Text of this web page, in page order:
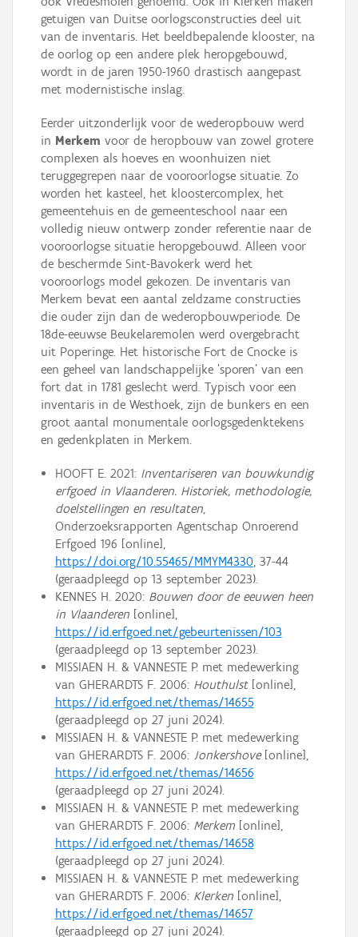
getuigen van Duitse oorlogsconstructies deel uit
van de inventaris. Het beeldbepalende klooster, na
de oorlog op een andere plek heropgebouwd,
wordt in de jaren 1950-1960 drastisch aangepast
met modernistische inslag.
Eerder uitzonderlijk voor de wederopbouw werd
in Merkem voor de heropbouw van zowel grotere
complexen als hoeves en woonhuizen niet
teruggegrepen naar de vooroorlogse situatie. Zo
worden het kasteel, het kloostercomplex, het
gemeentehuis en de gemeenteschool naar een
volledig nieuw ontwerp zonder referentie naar de
vooroorlogse situatie heropgebouwd. Alleen voor
de beschermde Sint-Bavokerk werd het
vooroorlogs model gekozen. De inventaris van
Merkem bevat een aantal zeldzame constructies
die ouder zijn dan de wederopbouwperiode. De
18de-eeuwse Beukelaremolen werd overgebracht
uit Poperinge. Het historische Fort de Cnocke is
een geheel van landschappelijke 'sporen' van een
fort dat in 1781 geslecht werd. Typisch voor een
inventaris in de Westhoek, zijn de bunkers en een
groot aantal monumentale oorlogsgedenktekens
en gedenkplaten in Merkem.
HOOFT E. 2021: Inventariseren van bouwkundig
erfgoed in Vlaanderen. Historiek, methodologie,
doelstellingen en resultaten,
Onderzoeksrapporten Agentschap Onroerend
Erfgoed 196 [online],
https://doi.org/10.55465/MMYM4330, 37-44
(geraadpleegd op 13 september 2023).
KENNES H. 2020: Bouwen door de eeuwen heen
in Vlaanderen[online],
https://id.erfgoed.net/gebeurtenissen/103
(geraadpleegd op 13 september 2023).
MISSIAEN H. & VANNESTE P. met medewerking
van GHERARDTS F. 2006: Houthulst[online],
https://id.erfgoed.net/themas/14655
(geraadpleegd op 27 juni 2024).
MISSIAEN H. & VANNESTE P. met medewerking
van GHERARDTS F. 2006: Jonkershove[online],
https://id.erfgoed.net/themas/14656
(geraadpleegd op 27 juni 2024).
MISSIAEN H. & VANNESTE P. met medewerking
van GHERARDTS F. 2006: Merkem[online],
https://id.erfgoed.net/themas/14658
(geraadpleegd op 27 juni 2024).
MISSIAEN H. & VANNESTE P. met medewerking
van GHERARDTS F. 2006: Klerken[online],
https://id.erfgoed.net/themas/14657
(geraadpleegd op 27 juni 2024).